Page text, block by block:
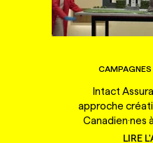
Intact
approche
Canadien·nes
LIRE